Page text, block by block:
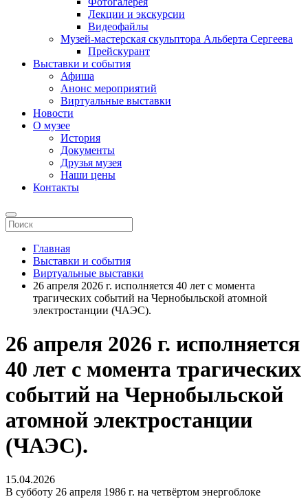
Лекции и экскурсии
Видеофайлы
Музей-мастерская скульптора Альберта Сергеева
Прейскурант
Выставки и события
Афиша
Анонс мероприятий
Виртуальные выставки
Новости
О музее
История
Документы
Друзья музея
Наши цены
Контакты
Главная
Выставки и события
Виртуальные выставки
26 апреля 2026 г. исполняется 40 лет с момента
трагических событий на Чернобыльской атомной
электростанции (ЧАЭС).
26 апреля 2026 г. исполняется
40 лет с момента трагических
событий на Чернобыльской
атомной электростанции
(ЧАЭС).
15.04.2026
В субботу 26 апреля 1986 г. на четвёртом энергоблоке